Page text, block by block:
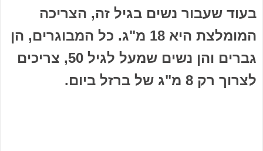
בעוד שעבור נשים בגיל זה, הצריכה
המומלצת היא 18 מ"ג. כל המבוגרים, הן
גברים והן נשים שמעל לגיל 50, צריכים
לצרוך רק 8 מ"ג של ברזל ביום.